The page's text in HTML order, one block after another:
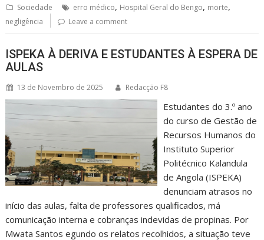
Sociedade erro médico, Hospital Geral do Bengo, morte,
negligência Leave a comment
ISPEKA À DERIVA E ESTUDANTES À ESPERA DE
AULAS
13 de Novembro de 2025 Redacção F8
Estudantes do 3.º ano
do curso de Gestão de
Recursos Humanos do
Instituto Superior
Politécnico Kalandula
de Angola (ISPEKA)
denunciam atrasos no
início das aulas, falta de professores qualificados, má
comunicação interna e cobranças indevidas de propinas. Por
Mwata Santos egundo os relatos recolhidos, a situação teve